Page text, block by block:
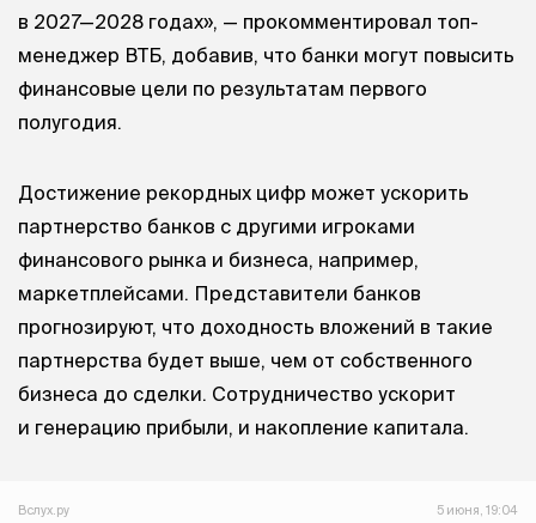
в 2027—2028 годах», — прокомментировал топ-
менеджер ВТБ, добавив, что банки могут повысить
финансовые цели по результатам первого
полугодия.
Достижение рекордных цифр может ускорить
партнерство банков с другими игроками
финансового рынка и бизнеса, например,
маркетплейсами. Представители банков
прогнозируют, что доходность вложений в такие
партнерства будет выше, чем от собственного
бизнеса до сделки. Сотрудничество ускорит
и генерацию прибыли, и накопление капитала.
Вслух.ру 5 июня, 19:04